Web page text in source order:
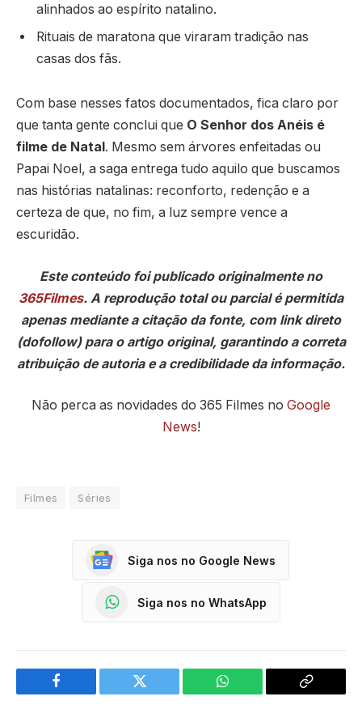
alinhados ao espírito natalino.
Rituais de maratona que viraram tradição nas
casas dos fãs.
Com base nesses fatos documentados, fica claro por
que tanta gente conclui que O Senhor dos Anéis é
filme de Natal . Mesmo sem árvores enfeitadas ou
Papai Noel, a saga entrega tudo aquilo que buscamos
nas histórias natalinas: reconforto, redenção e a
certeza de que, no fim, a luz sempre vence a
escuridão.
Este conteúdo foi publicado originalmente no
365Filmes. A reprodução total ou parcial é permitida
apenas mediante a citação da fonte, com link direto
(dofollow) para o artigo original, garantindo a correta
atribuição de autoria e a credibilidade da informação.
Não perca as novidades do 365 Filmes no Google
News!
Filmes Séries
Siga nos no Google News
Siga nos no WhatsApp
Facebook Twitter WhatsApp Copy